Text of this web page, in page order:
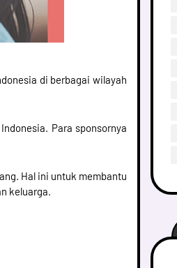
di berbagai wilayah
Para sponsornya
Hal ini untuk membantu
keluarga.